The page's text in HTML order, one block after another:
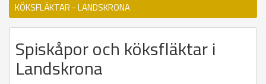
KÖKSFLÄKTAR - LANDSKRONA
Spiskåpor och köksfläktar i
Landskrona